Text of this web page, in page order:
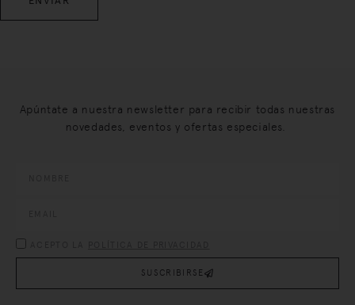
Apúntate a nuestra newsletter para recibir todas nuestras
novedades, eventos y ofertas especiales.
SUSCRIBIRSE